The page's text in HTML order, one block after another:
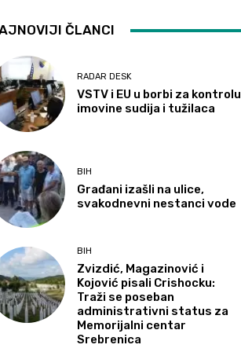
ČLANCI
RADAR DESK
VSTV i EU u borbi za kontrolu
imovine sudija i tužilaca
BIH
Građani izašli na ulice,
svakodnevni nestanci vode
BIH
Zvizdić, Magazinović i
Kojović pisali Crishocku:
Traži se poseban
administrativni status za
Memorijalni centar
Srebrenica